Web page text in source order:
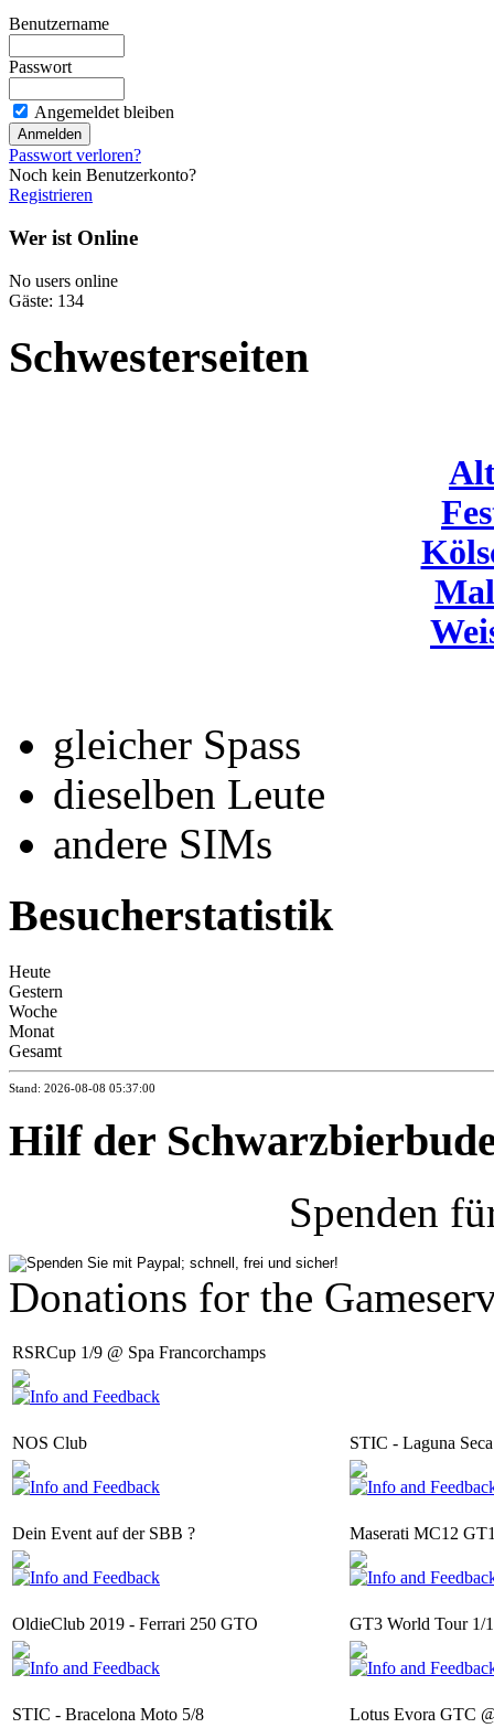
Benutzername
Passwort
Angemeldet bleiben
Passwort verloren?
Noch kein Benutzerkonto?
Registrieren
Wer ist Online
No users online
Gäste: 134
Schwesterseiten
gleicher Spass
dieselben Leute
andere SIMs
Besucherstatistik
Heute
Gestern
Woche
Monat
Gesamt
Stand: 2026-08-08 05:37:00
Hilf der
Spenden
Donations for the
RSRCup 1/9 @ Spa Francorchamps
NOS Club STIC - Laguna
Dein Event auf der SBB ? Maserati MC12
OldieClub 2019 - Ferrari 250 GTO GT3 World Tour 1/
STIC - Bracelona Moto 5/8 Lotus Evora GTC